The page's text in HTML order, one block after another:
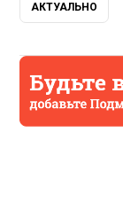
АКТУАЛЬНО